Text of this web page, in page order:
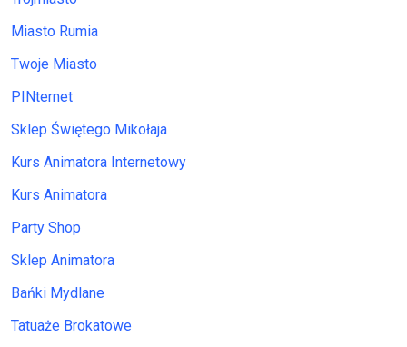
Miasto Rumia
Twoje Miasto
PINternet
Sklep Świętego Mikołaja
Kurs Animatora Internetowy
Kurs Animatora
Party Shop
Sklep Animatora
Bańki Mydlane
Tatuaże Brokatowe